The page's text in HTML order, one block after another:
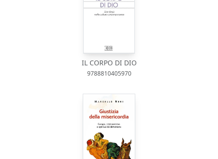
IL CORPO DI DIO
9788810405970